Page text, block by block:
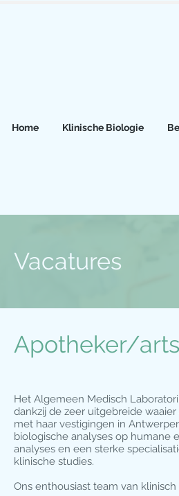
Home Klinische Biologie
Vacatures
Apotheker/
Het Algemeen Medisch
dankzij de zeer uitgebreide
met haar vestigingen in
biologische analyses op humane
analyses en een sterke
klinische studies.
Ons enthousiast team van